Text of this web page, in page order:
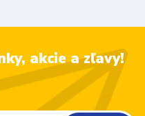
akcie a zľavy!